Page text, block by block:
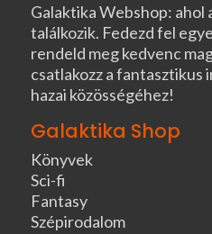
Galaktika Webshop: ahol
találkozik. Fedezd fel
rendeld meg kedvenc
csatlakozz a fantasztikus
hazai közösségéhez!
Galaktika Shop
Könyvek
Sci-fi
Fantasy
Szépirodalom